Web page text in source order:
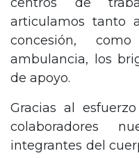
articulamos tanto
concesión,
ambulancia, los
de apoyo.
Gracias al
colaboradores
integrantes del